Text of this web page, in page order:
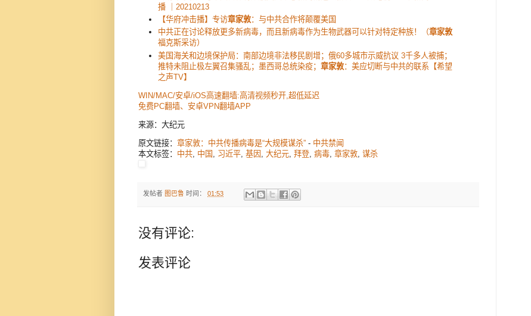
播 ｜20210213
【华府冲击播】专访章家敦：与中共合作将颠覆美国
中共正在讨论释放更多新病毒，而且新病毒作为生物武器可以针对特定种族！（章家敦
福克斯采访）
美国海关和边境保护局：南部边境非法移民剧增；俄60多城市示威抗议 3千多人被捕；
推特未阻止极左翼召集骚乱；墨西哥总统染疫； 章家敦：美应切断与中共的联系【希望
之声TV】
WIN/MAC/安卓/iOS高速翻墙:高清视频秒开,超低延迟
免费PC翻墙、安卓VPN翻墙APP
来源：大纪元
原文链接： 章家敦：中共传播病毒是“大规模谋杀” - 中共禁闻
本文标签： 中共, 中国 , 习近平, 基因 , 大纪元, 拜登, 病毒, 章家敦, 谋杀
发帖者 图巴鲁 时间： 01:53
没有评论:
发表评论